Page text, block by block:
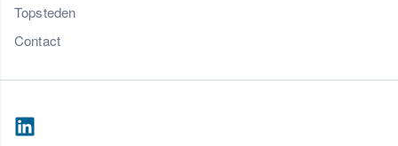
Topsteden
Contact